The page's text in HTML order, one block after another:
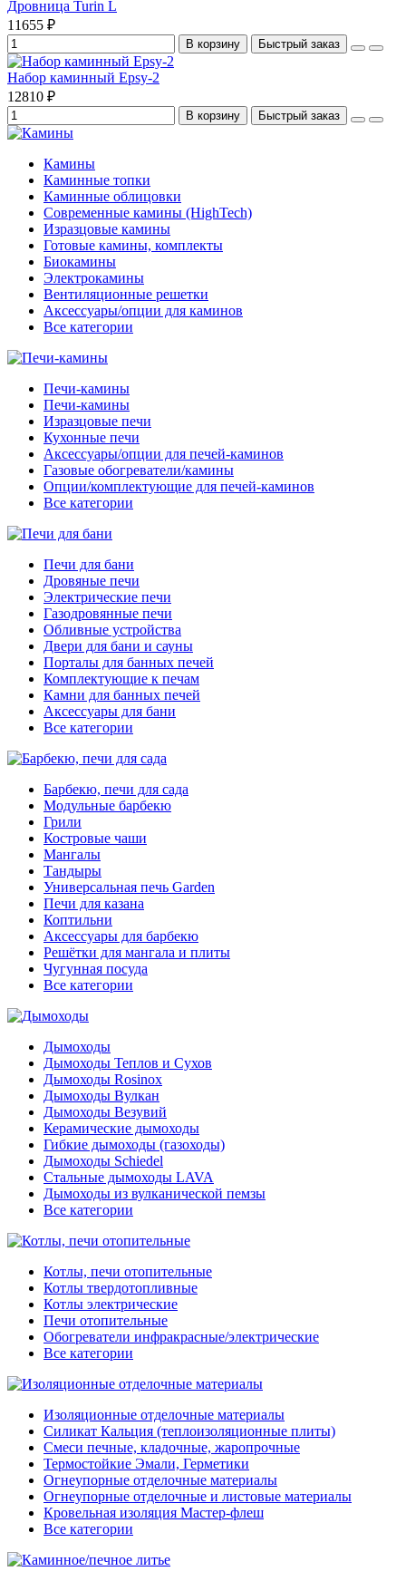
Дровница Turin L
11655 ₽
В корзину Быстрый заказ
Набор каминный Epsy-2
12810 ₽
В корзину Быстрый заказ
Камины
Каминные топки
Каминные облицовки
Современные камины (HighTech)
Изразцовые камины
Готовые камины, комплекты
Биокамины
Электрокамины
Вентиляционные решетки
Аксессуары/опции для каминов
Все категории
Печи-камины
Печи-камины
Изразцовые печи
Кухонные печи
Аксессуары/опции для печей-каминов
Газовые обогреватели/камины
Опции/комплектующие для печей-каминов
Все категории
Печи для бани
Дровяные печи
Электрические печи
Газодровянные печи
Обливные устройства
Двери для бани и сауны
Порталы для банных печей
Комплектующие к печам
Камни для банных печей
Аксессуары для бани
Все категории
Барбекю, печи для сада
Модульные барбекю
Грили
Костровые чаши
Мангалы
Тандыры
Универсальная печь Garden
Печи для казана
Коптильни
Аксессуары для барбекю
Решётки для мангала и плиты
Чугунная посуда
Все категории
Дымоходы
Дымоходы Теплов и Сухов
Дымоходы Rosinox
Дымоходы Вулкан
Дымоходы Везувий
Керамические дымоходы
Гибкие дымоходы (газоходы)
Дымоходы Schiedel
Стальные дымоходы LAVA
Дымоходы из вулканической пемзы
Все категории
Котлы, печи отопительные
Котлы твердотопливные
Котлы электрические
Печи отопительные
Обогреватели инфракрасные/электрические
Все категории
Изоляционные отделочные материалы
Силикат Кальция (теплоизоляционные плиты)
Смеси печные, кладочные, жаропрочные
Термостойкие Эмали, Герметики
Огнеупорные отделочные материалы
Огнеупорные отделочные и листовые материалы
Кровельная изоляция Мастер-флеш
Все категории